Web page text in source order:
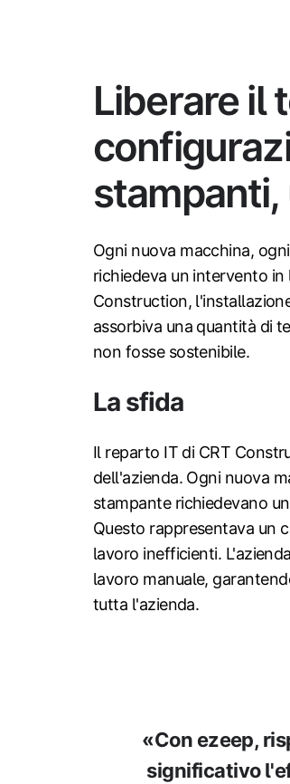
Liberare il
stampanti,
Ogni nuova macchina,
richiedeva un intervento in
Construction,
assorbiva una quantità di
non fosse sostenibile.
La sfida
Il reparto IT di CRT
dell'azienda. Ogni nuova
stampante richiedevano
Questo rappresentava un
lavoro inefficienti.
lavoro manuale,
tutta l'azienda.
«Con ezeep,
significativo